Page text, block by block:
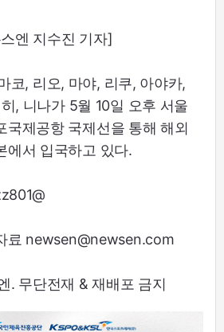
엔 지수진 기자]
코, 리오, 마야, 리쿠, 아야카,
, 니나가 5월 10일 오후 서울
국제공항 국제선을 통해 해외
에서 입국하고 있다.
료 newsen@newsen.com
무단전재 & 재배포 금지